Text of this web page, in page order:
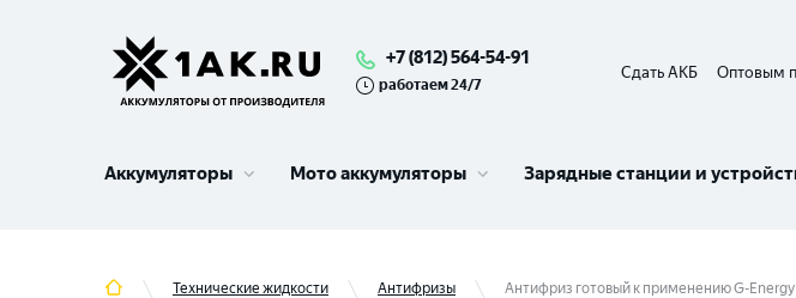
+7 (812) 564-54-91
работаем 24/7
Сдать АКБ Оптовым
Аккумуляторы Мото аккумуляторы Зарядные станции и
Технические жидкости Антифризы Антифриз готовый к применению G-Energy